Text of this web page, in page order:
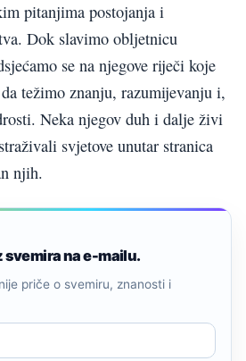
pitanjima postojanja i
Dok slavimo obljetnicu
se na njegove riječi koje
težimo znanju, razumijevanju i,
Neka njegov duh i dalje živi
svjetove unutar stranica
njih.
na e-mailu.
priče o svemiru, znanosti i